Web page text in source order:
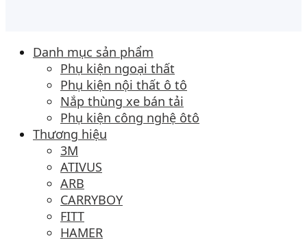
Danh mục sản phẩm
Phụ kiện ngoại thất
Phụ kiện nội thất ô tô
Nắp thùng xe bán tải
Phụ kiện công nghệ ôtô
Thương hiệu
3M
ATIVUS
ARB
CARRYBOY
FITT
HAMER